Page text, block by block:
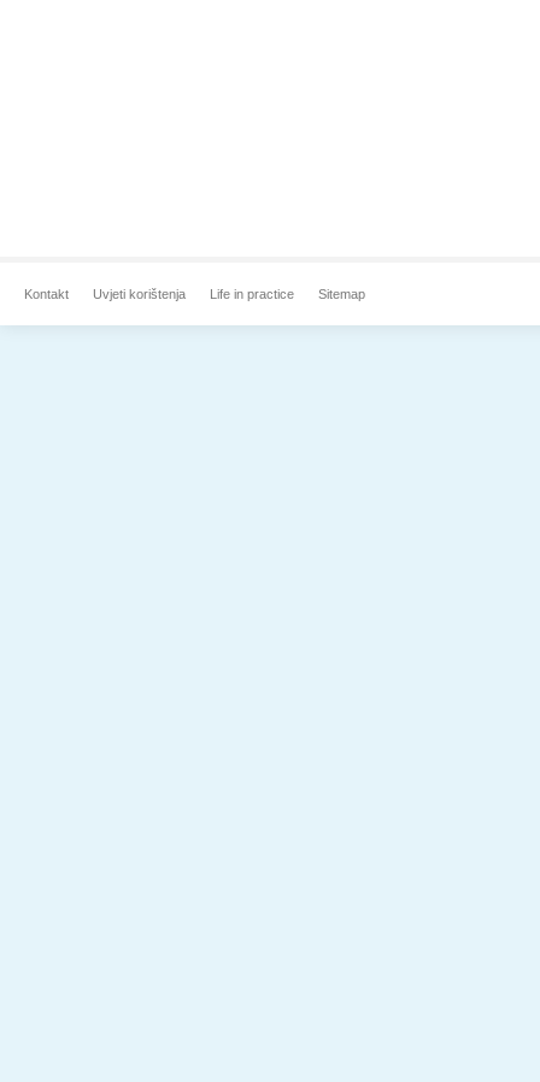
Kontakt Uvjeti korištenja Life in practice Sitemap